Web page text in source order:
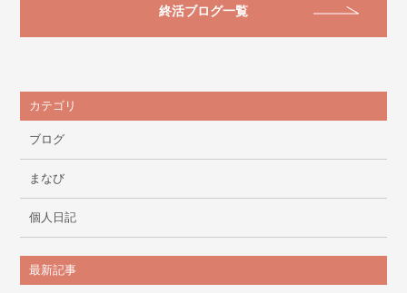
終活ブログ一覧
カテゴリ
ブログ
まなび
個人日記
最新記事